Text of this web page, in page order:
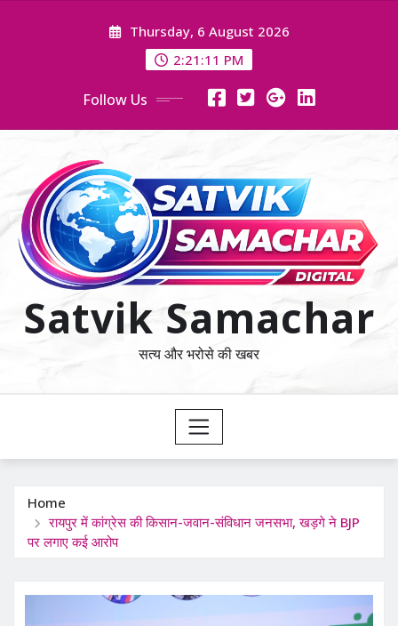
Thursday, 6 August 2026
2:21:11 PM
Follow Us
Satvik Samachar
सत्य और भरोसे की खबर
Home
रायपुर में कांग्रेस की किसान-जवान-संविधान जनसभा, खड़गे ने BJP
पर लगाए कई आरोप